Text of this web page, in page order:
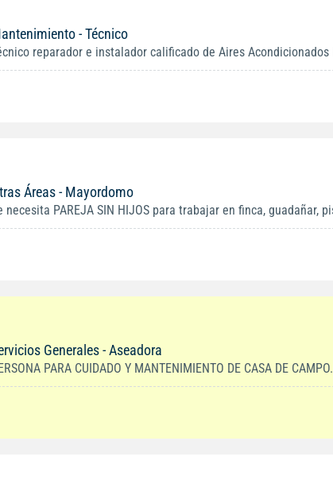
- Técnico
reparador e instalador calificado de Aires
Áreas - Mayordomo
necesita PAREJA SIN HIJOS para trabajar en finca, guadañar,
Generales - Aseadora
PARA CUIDADO Y MANTENIMIENTO DE CASA DE